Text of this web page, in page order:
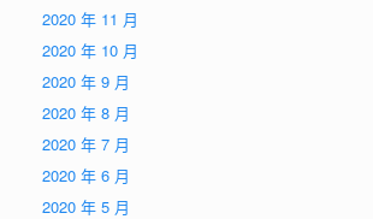
2020 年 11 月
2020 年 10 月
2020 年 9 月
2020 年 8 月
2020 年 7 月
2020 年 6 月
2020 年 5 月